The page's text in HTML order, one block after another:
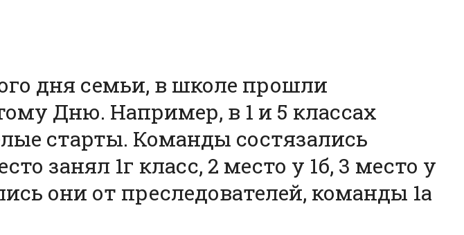
дня семьи, в школе прошли
Дню. Например, в 1 и 5 классах
старты. Команды состязались
занял 1г класс, 2 место у 1б, 3 место у
они от преследователей, команды 1а